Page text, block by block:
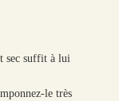
sec suffit à lui
le très